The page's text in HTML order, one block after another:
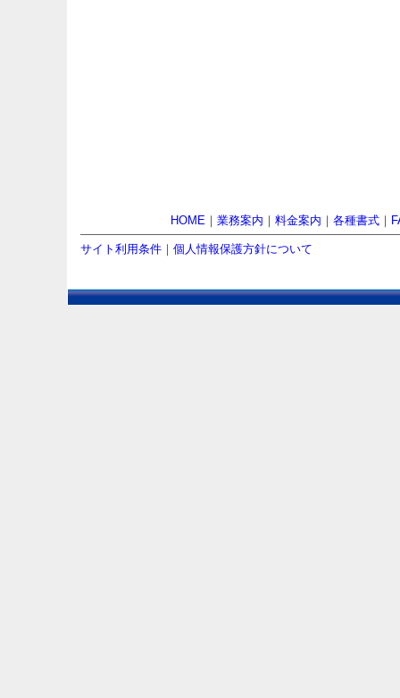
HOME ｜ 業務案内 ｜ 料金案内 ｜ 各種書式 ｜
サイト利用条件 ｜ 個人情報保護方針について